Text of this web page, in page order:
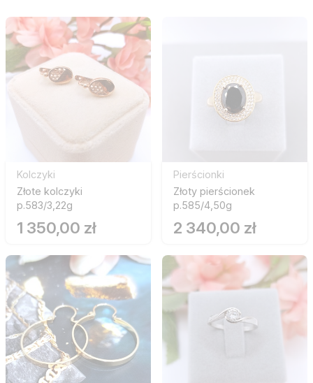
Kolczyki
Złote kolczyki
p.583/3,22g
1 350,00 zł
Pierścionki
Złoty pierścionek
p.585/4,50g
2 340,00 zł